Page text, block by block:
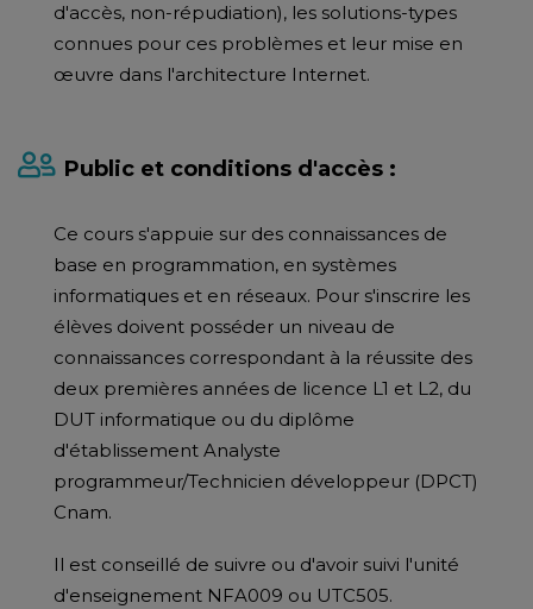
d'accès, non-répudiation), les solutions-types
connues pour ces problèmes et leur mise en
œuvre dans l'architecture Internet.
Public et conditions d'accès :
Ce cours s'appuie sur des connaissances de
base en programmation, en systèmes
informatiques et en réseaux. Pour s'inscrire les
élèves doivent posséder un niveau de
connaissances correspondant à la réussite des
deux premières années de licence L1 et L2, du
DUT informatique ou du diplôme
d'établissement Analyste
programmeur/Technicien développeur (DPCT)
Cnam.
Il est conseillé de suivre ou d'avoir suivi l'unité
d'enseignement NFA009 ou UTC505.